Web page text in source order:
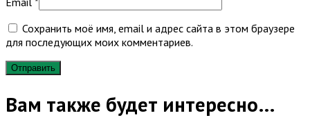
Сохранить моё имя, email и адрес сайта в этом браузере
для последующих моих комментариев.
Вам также будет интересно…